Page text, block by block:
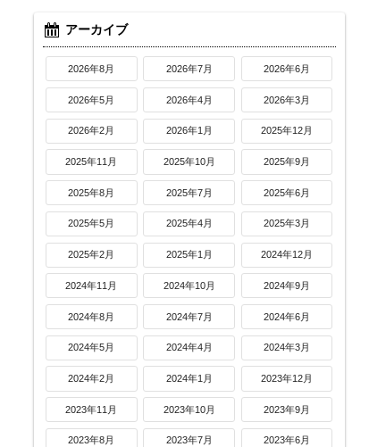
アーカイブ
2026年8月 2026年7月 2026年6月
2026年5月 2026年4月 2026年3月
2026年2月 2026年1月 2025年12月
2025年11月 2025年10月 2025年9月
2025年8月 2025年7月 2025年6月
2025年5月 2025年4月 2025年3月
2025年2月 2025年1月 2024年12月
2024年11月 2024年10月 2024年9月
2024年8月 2024年7月 2024年6月
2024年5月 2024年4月 2024年3月
2024年2月 2024年1月 2023年12月
2023年11月 2023年10月 2023年9月
2023年8月 2023年7月 2023年6月